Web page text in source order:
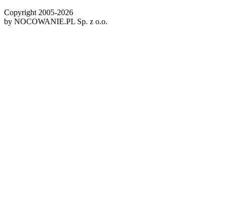
Copyright 2005-2026
by NOCOWANIE.PL Sp. z o.o.